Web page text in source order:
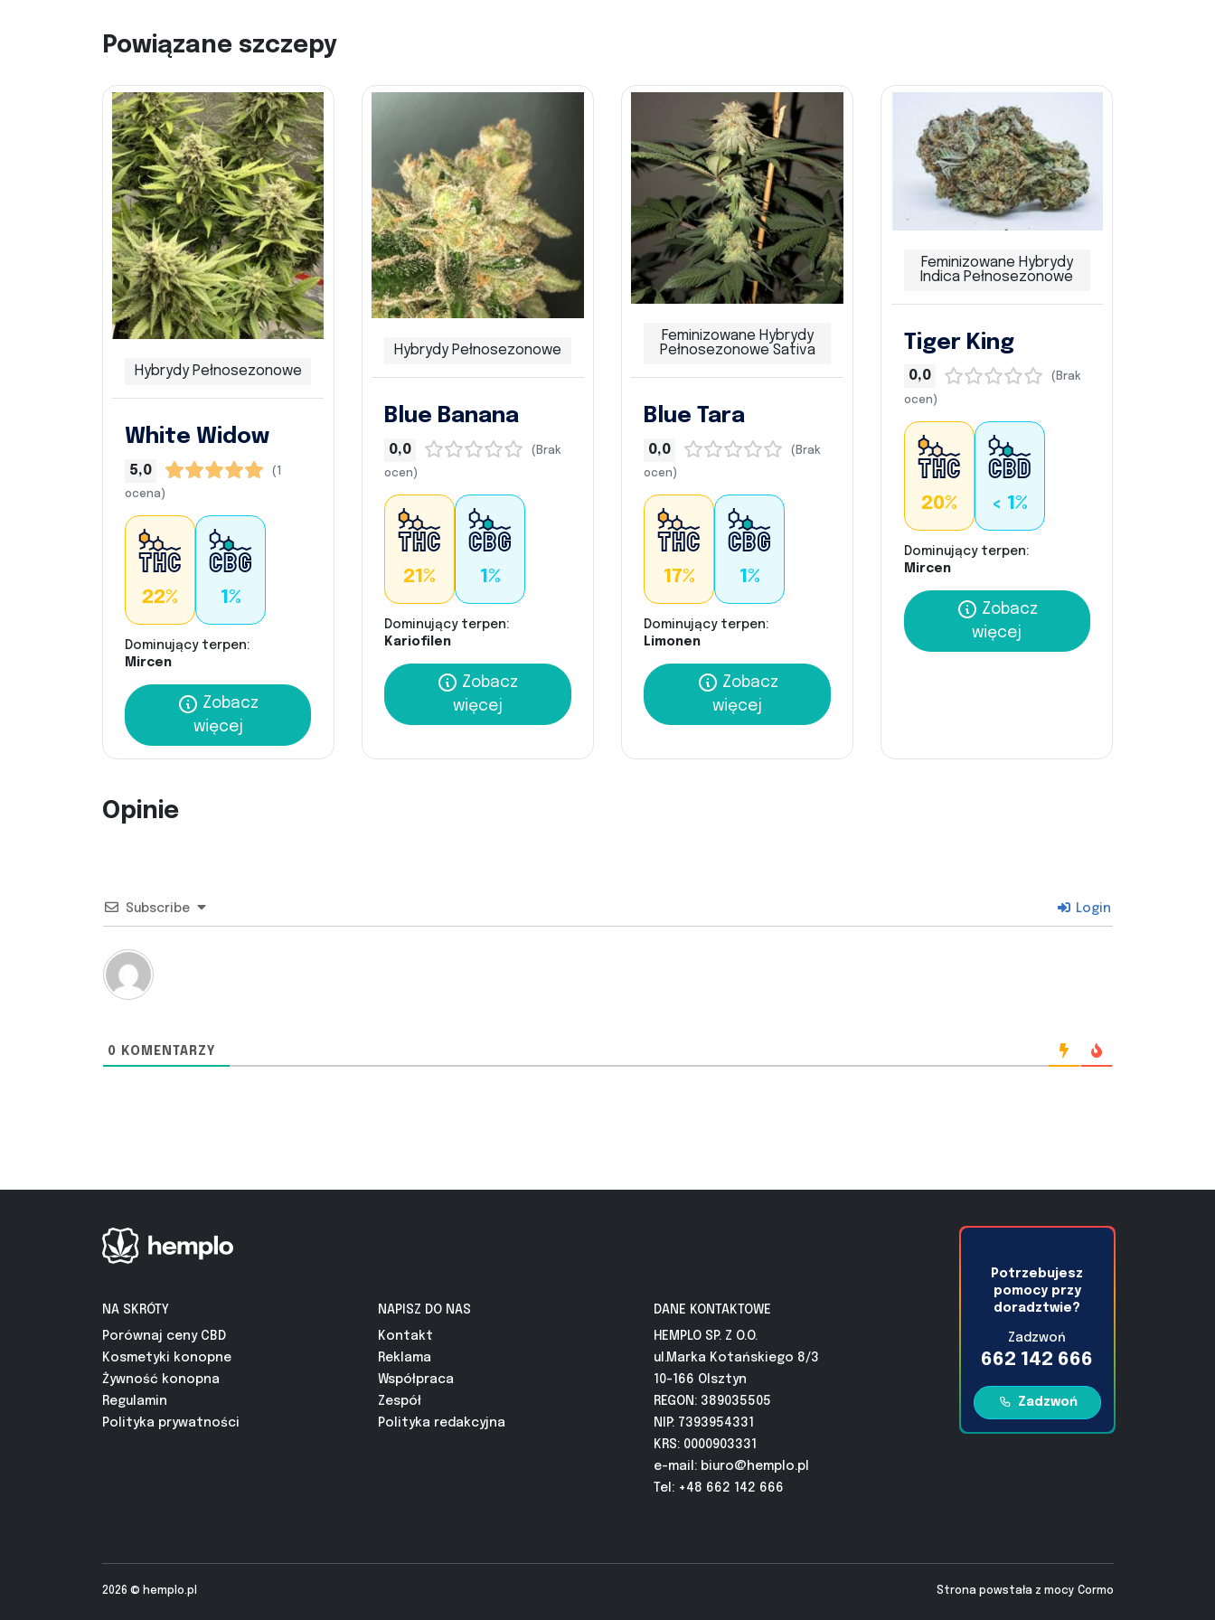
Powiązane szczepy
Hybrydy Pełnosezonowe
White Widow
5,0
(1
ocena)
22% 1%
Dominujący terpen:
Mircen
Zobacz
więcej
Hybrydy Pełnosezonowe
Blue Banana
0,0
(Brak
ocen)
21% 1%
Dominujący terpen:
Kariofilen
Zobacz
więcej
Feminizowane Hybrydy
Pełnosezonowe Sativa
Blue Tara
0,0
(Brak
ocen)
17% 1%
Dominujący terpen:
Limonen
Zobacz
więcej
Feminizowane Hybrydy
Indica Pełnosezonowe
Tiger King
0,0
(Brak
ocen)
20% < 1%
Dominujący terpen:
Mircen
Zobacz
więcej
Opinie
Subscribe Login
0 KOMENTARZY
NA SKRÓTY
Porównaj ceny CBD
Kosmetyki konopne
Żywność konopna
Regulamin
Polityka prywatności
NAPISZ DO NAS
Kontakt
Reklama
Współpraca
Zespół
Polityka redakcyjna
DANE KONTAKTOWE
HEMPLO SP. Z O.O.
ul.Marka Kotańskiego 8/3
10-166 Olsztyn
REGON: 389035505
NIP: 7393954331
KRS: 0000903331
e-mail: biuro@hemplo.pl
Tel: +48 662 142 666
Potrzebujesz
pomocy przy
doradztwie?
Zadzwoń
662 142 666
Zadzwoń
2026 © hemplo.pl Strona powstała z mocy Cormo